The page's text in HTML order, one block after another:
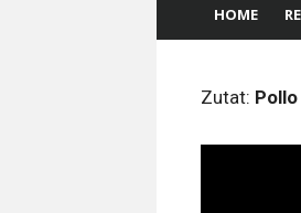
HOME
Zutat: